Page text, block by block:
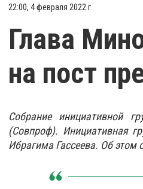
22:00, 4 февраля 2022 г.
Глава
на пост
Собрание инициативной
(Совпроф). Инициативная
Ибрагима Гассеева. Об этом